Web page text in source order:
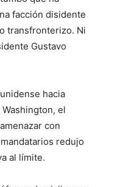
facción disidente
transfronterizo. Ni
Gustavo
hacia
el
con
redujo
al límite.